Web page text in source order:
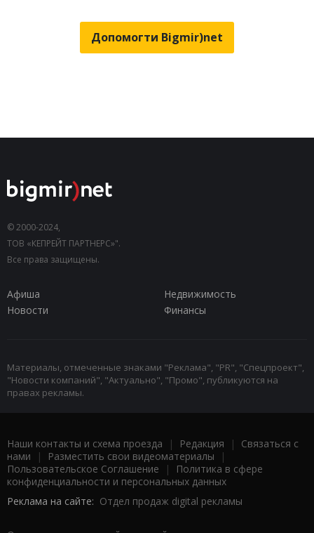
Допомогти Bigmir)net
© 2000-2024,
ТОВ «КЕПРЕЙТ ПАРТНЕРС»".
Все права защищены.
Афиша
Недвижимость
Новости
Финансы
Материалы, отмеченные знаками "Реклама", "PR", "Спецпроект",
"Новости компаний", "Актуально", "Промо", публикуются на
правах рекламы.
Наши контакты и схема проезда | Редакция | Связаться с
нами | Разместить свои видеоматериалы |
Пользовательское Соглашение |
Политика в сфере
конфиденциальности и персональных данных
Реклама на сайте: Отдел продаж digital рекламы